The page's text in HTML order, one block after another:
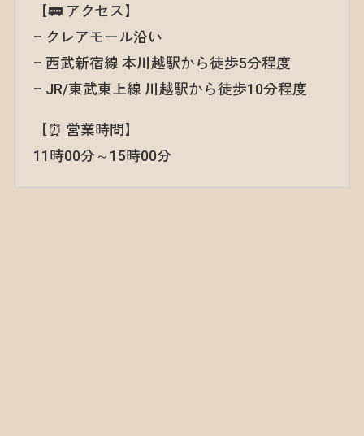
【🚃 アクセス】
– クレアモール沿い
– 西武新宿線 本川越駅から徒歩5分程度
– JR/東武東上線 川越駅から徒歩10分程度
【⏰ 営業時間】
11時00分～15時00分